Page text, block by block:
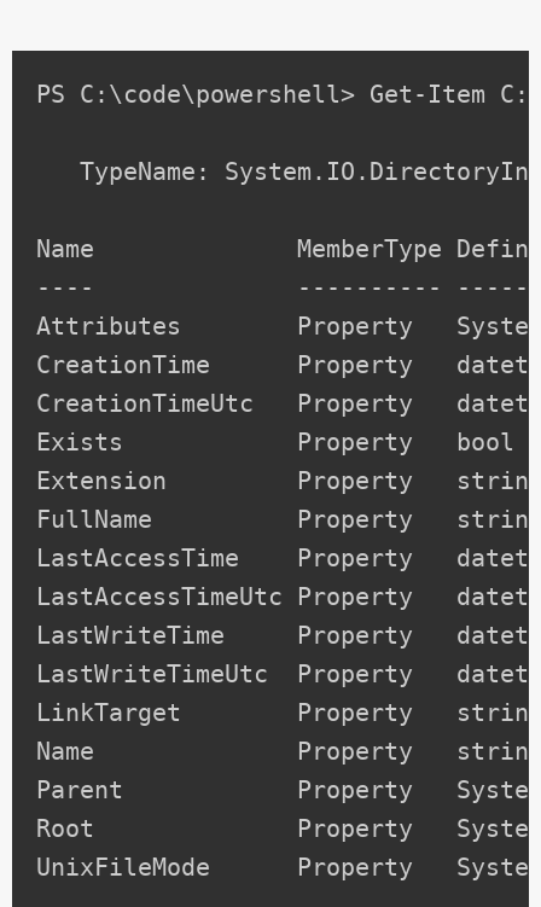
PS C:\code\powershell> Get-Item
TypeName:
Name              MemberType
----              ----------
Attributes        Property
CreationTime      Property
CreationTimeUtc   Property
Exists            Property   bool
Extension         Property
FullName          Property   string
LastAccessTime    Property
LastAccessTimeUtc Property
LastWriteTime     Property
LastWriteTimeUtc  Property
LinkTarget        Property
Name              Property   string
Parent            Property
Root              Property